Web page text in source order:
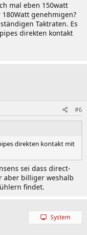
mal eben 150watt
genehmigen?
Taktraten. Es
direkten kontakt
#6
direkten kontakt mit
sei dass direct-
aber billiger weshalb
findet.
System